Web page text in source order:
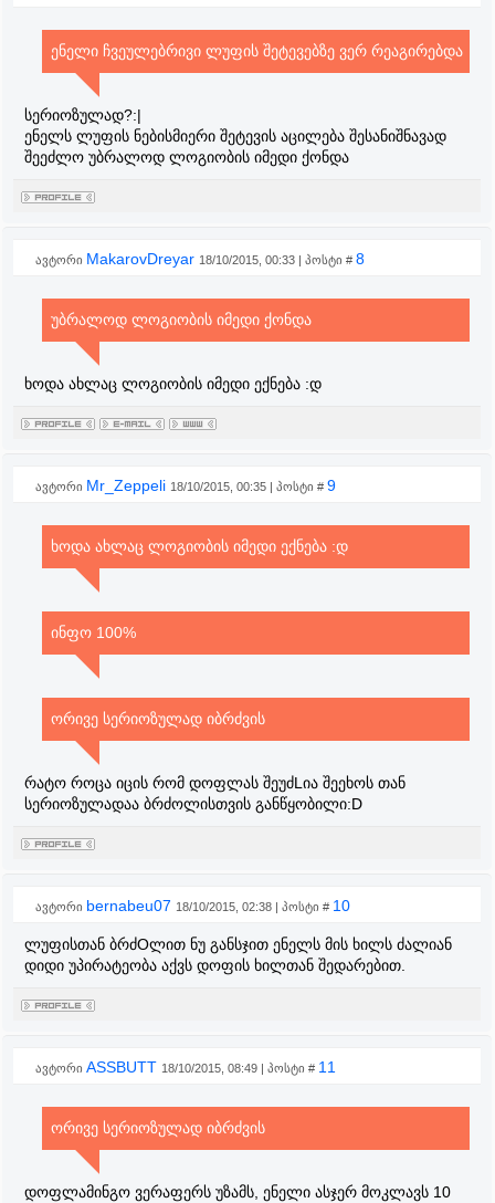
ენელი ჩვეულებრივი ლუფის შეტევებზე ვერ რეაგირებდა
სერიოზულად?:|
ენელს ლუფის ნებისმიერი შეტევის აცილება შესანიშნავად
შეეძლო უბრალოდ ლოგიობის იმედი ქონდა
ავტორი MakarovDreyar 18/10/2015, 00:33 | პოსტი # 8
უბრალოდ ლოგიობის იმედი ქონდა
ხოდა ახლაც ლოგიობის იმედი ექნება :დ
ავტორი Mr_Zeppeli 18/10/2015, 00:35 | პოსტი # 9
ხოდა ახლაც ლოგიობის იმედი ექნება :დ
ინფო 100%
ორივე სერიოზულად იბრძვის
რატო როცა იცის რომ დოფლას შეუძLია შეეხოს თან
სერიოზულადაა ბრძოლისთვის განწყობილი:D
ავტორი bernabeu07 18/10/2015, 02:38 | პოსტი # 10
ლუფისთან ბრძOლით ნუ განსჯით ენელს მის ხილს ძალიან
დიდი უპირატეობა აქვს დოფის ხილთან შედარებით.
ავტორი ASSBUTT 18/10/2015, 08:49 | პოსტი # 11
ორივე სერიოზულად იბრძვის
დოფლამინგო ვერაფერს უზამს, ენელი ასჯერ მოკლავს 10